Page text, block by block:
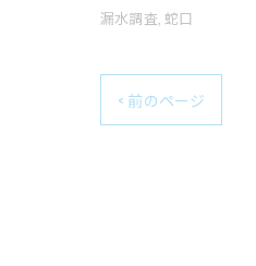
漏水調査 蛇口
< 前のページ